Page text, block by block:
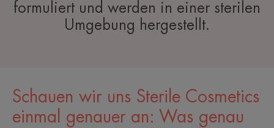
formuliert und werden in einer sterilen
Umgebung hergestellt.
Schauen wir uns Sterile Cosmetics
einmal genauer an: Was genau